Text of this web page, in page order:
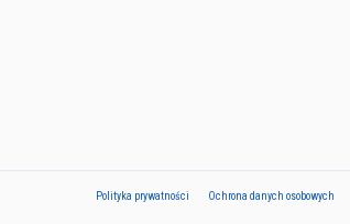
Polityka prywatności Ochrona danych osobowych